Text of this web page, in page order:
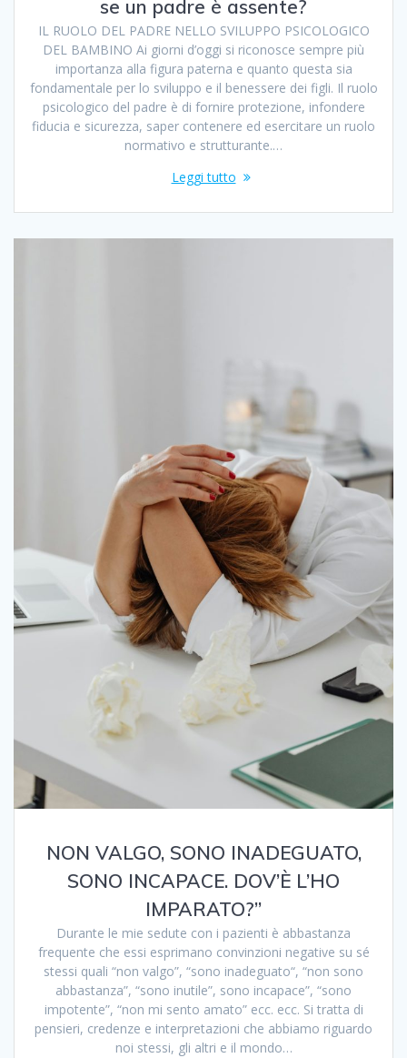
se un padre è assente?
IL RUOLO DEL PADRE NELLO SVILUPPO PSICOLOGICO
DEL BAMBINO Ai giorni d’oggi si riconosce sempre più
importanza alla figura paterna e quanto questa sia
fondamentale per lo sviluppo e il benessere dei figli. Il ruolo
psicologico del padre è di fornire protezione, infondere
fiducia e sicurezza, saper contenere ed esercitare un ruolo
normativo e strutturante.…
Leggi tutto
NON VALGO, SONO INADEGUATO,
SONO INCAPACE. DOV’È L’HO
IMPARATO?”
Durante le mie sedute con i pazienti è abbastanza
frequente che essi esprimano convinzioni negative su sé
stessi quali “non valgo”, “sono inadeguato“, “non sono
abbastanza”, “sono inutile”, sono incapace”, “sono
impotente”, “non mi sento amato” ecc. ecc. Si tratta di
pensieri, credenze e interpretazioni che abbiamo riguardo
noi stessi, gli altri e il mondo…